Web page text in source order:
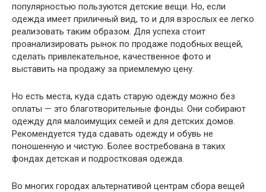
популярностью пользуются детские вещи. Но, если
одежда имеет приличный вид, то и для взрослых ее легко
реализовать таким образом. Для успеха стоит
проанализировать рынок по продаже подобных вещей,
сделать привлекательное, качественное фото и
выставить на продажу за приемлемую цену.
Но есть места, куда сдать старую одежду можно без
оплаты — это благотворительные фонды. Они собирают
одежду для малоимущих семей и для детских домов.
Рекомендуется туда сдавать одежду и обувь не
поношенную и чистую. Более востребована в таких
фондах детская и подростковая одежда.
Во многих городах альтернативой центрам сбора вещей